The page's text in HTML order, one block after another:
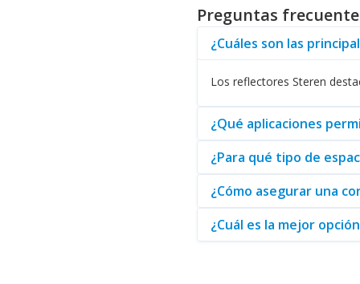
sistema de multimedia, los
En conclusión, los
productos de la reconocida
Preguntas
¿Cuáles son las
Los reflectores Steren
¿Qué aplicaciones
¿Para qué tipo de
¿Cómo asegurar una
¿Cuál es la mejor